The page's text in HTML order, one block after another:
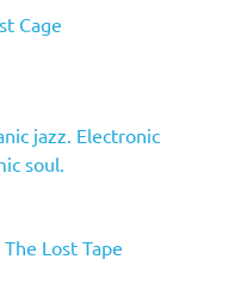
Cage
jazz. Electronic
soul.
Lost Tape